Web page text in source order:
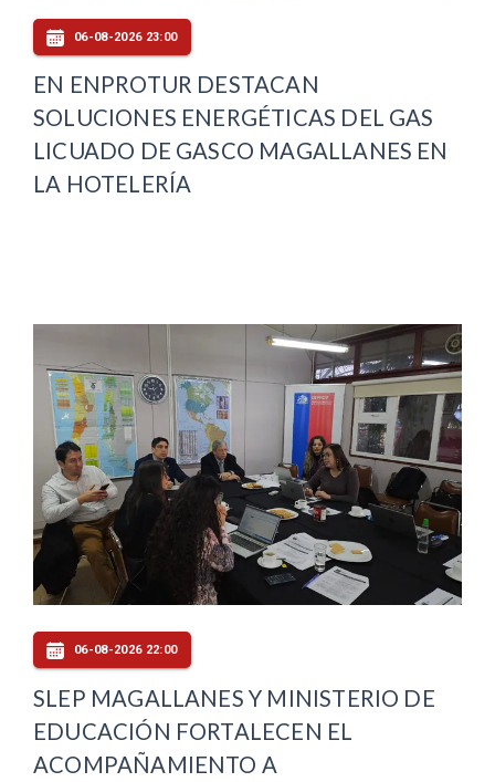
06-08-2026 23:00
EN ENPROTUR DESTACAN
SOLUCIONES ENERGÉTICAS DEL GAS
LICUADO DE GASCO MAGALLANES EN
LA HOTELERÍA
06-08-2026 22:00
SLEP MAGALLANES Y MINISTERIO DE
EDUCACIÓN FORTALECEN EL
ACOMPAÑAMIENTO A